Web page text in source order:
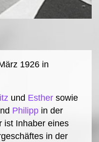
1926 in
und Esther sowie
Philipp in der
ist Inhaber eines
in der